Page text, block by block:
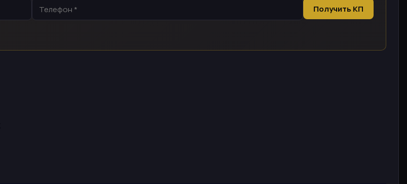
Получить КП